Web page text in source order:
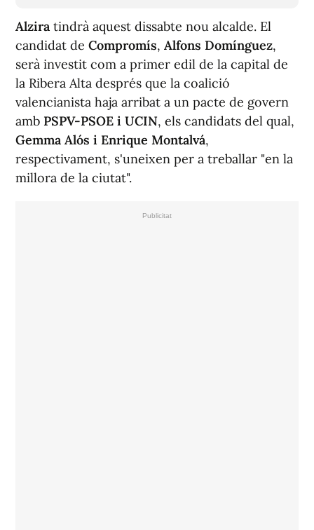
Alzira tindrà aquest dissabte nou alcalde. El
candidat de Compromís, Alfons Domínguez,
serà investit com a primer edil de la capital de
la Ribera Alta després que la coalició
valencianista haja arribat a un pacte de govern
amb PSPV-PSOE i UCIN, els candidats del qual,
Gemma Alós i Enrique Montalvá,
respectivament, s'uneixen per a treballar "en la
millora de la ciutat".